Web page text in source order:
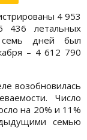
4 953
436 летальных
дней был
– 4 612 790
возобновилась
Число
на 20% и 11%
семью